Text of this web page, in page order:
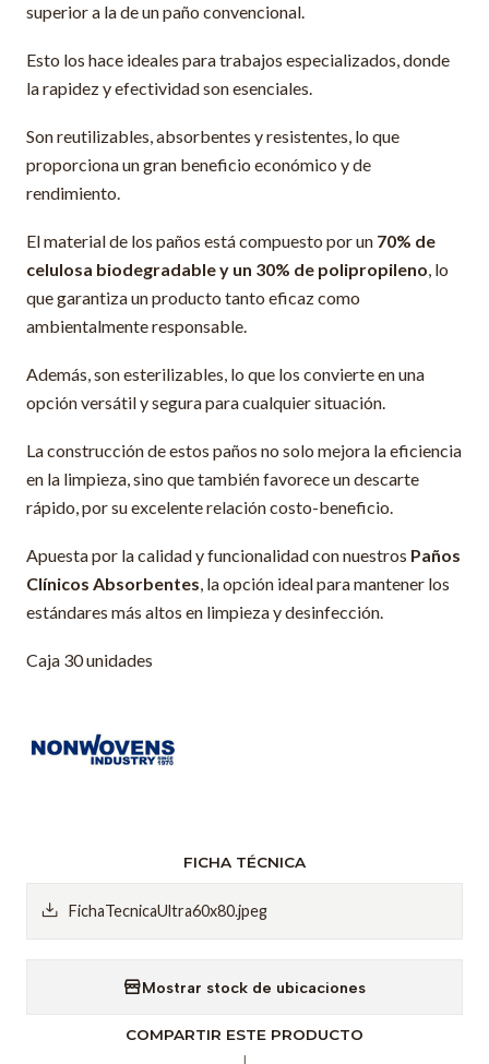
superior a la de un paño convencional.
Esto los hace ideales para trabajos especializados, donde
la rapidez y efectividad son esenciales.
Son reutilizables, absorbentes y resistentes, lo que
proporciona un gran beneficio económico y de
rendimiento.
El material de los paños está compuesto por un 70% de
celulosa biodegradable y un 30% de polipropileno, lo
que garantiza un producto tanto eficaz como
ambientalmente responsable.
Además, son esterilizables, lo que los convierte en una
opción versátil y segura para cualquier situación.
La construcción de estos paños no solo mejora la eficiencia
en la limpieza, sino que también favorece un descarte
rápido, por su excelente relación costo-beneficio.
Apuesta por la calidad y funcionalidad con nuestros Paños
Clínicos Absorbentes, la opción ideal para mantener los
estándares más altos en limpieza y desinfección.
Caja 30 unidades
FICHA TÉCNICA
FichaTecnicaUltra60x80.jpeg
Mostrar stock de ubicaciones
COMPARTIR ESTE PRODUCTO